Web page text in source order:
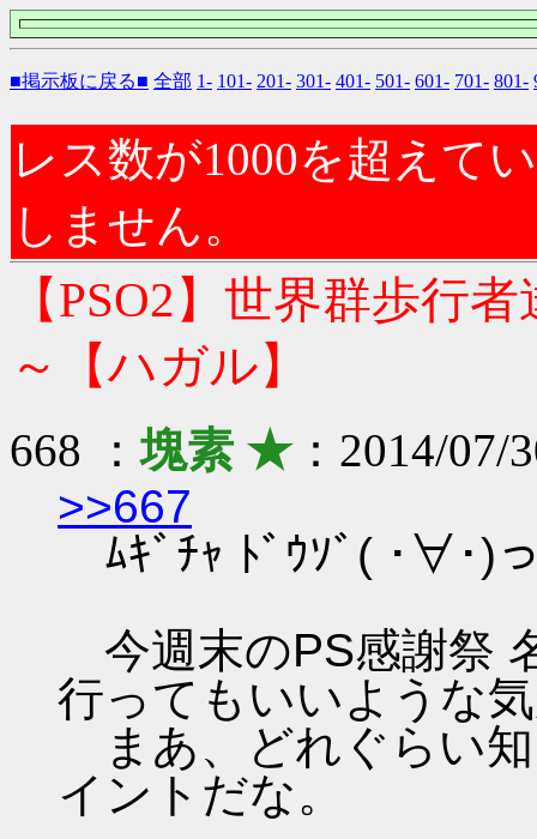
■掲示板に戻る■ 全部 1- 101- 201- 301- 401- 501- 601- 701- 801-
レス数が1000を超えて
しません。
【PSO2】世界群歩行
～【ハガル】
668 ：塊素 ★：2014/07/
>>667
ﾑｷﾞﾁｬ ﾄﾞｳｿﾞ( ･∀･)
今週末のPS感謝祭
行ってもいいような
まあ、どれぐらい
イントだな。